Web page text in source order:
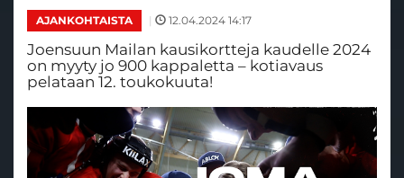
AJANKOHTAISTA | 12.04.2024 14:17
Joensuun Mailan kausikortteja kaudelle 2024
on myyty jo 900 kappaletta – kotiavaus
pelataan 12. toukokuuta!